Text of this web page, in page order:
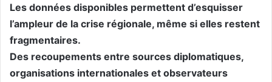
Les données disponibles permettent d’esquisser
l’ampleur de la crise régionale, même si elles restent
fragmentaires.
Des recoupements entre sources diplomatiques,
organisations internationales et observateurs